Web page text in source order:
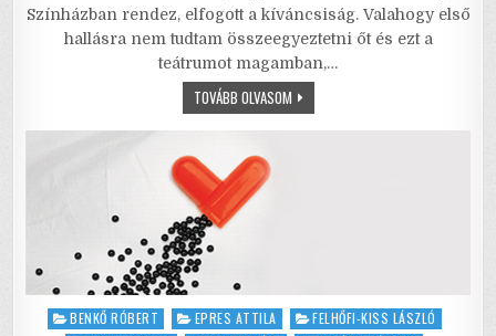
e
b
o
k
te
r
l
l
s
A
e
Színházban rendez, elfogott a kíváncsiság. Valahogy első
hallásra nem tudtam összeegyeztetni őt és ezt a
teátrumot magamban,…
TOVÁBB OLVASOMKERTÉSZ
UTCAI
SHAXPEARE-
Posted
BENKŐ RÓBERT EPRES ATTILA
FELHŐFI-KISS LÁSZLÓ